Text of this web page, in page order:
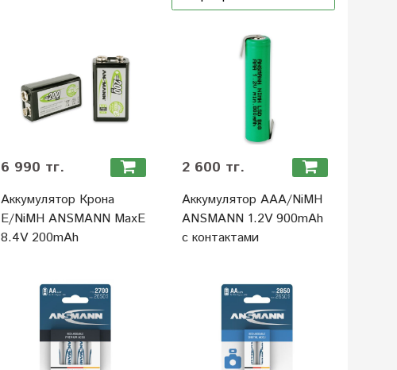
6 990 тг.
Аккумулятор Крона
Е/NiMH ANSMANN MaxE
8.4V 200mAh
2 600 тг.
Аккумулятор ААА/NiMH
ANSMANN 1.2V 900mAh
с контактами